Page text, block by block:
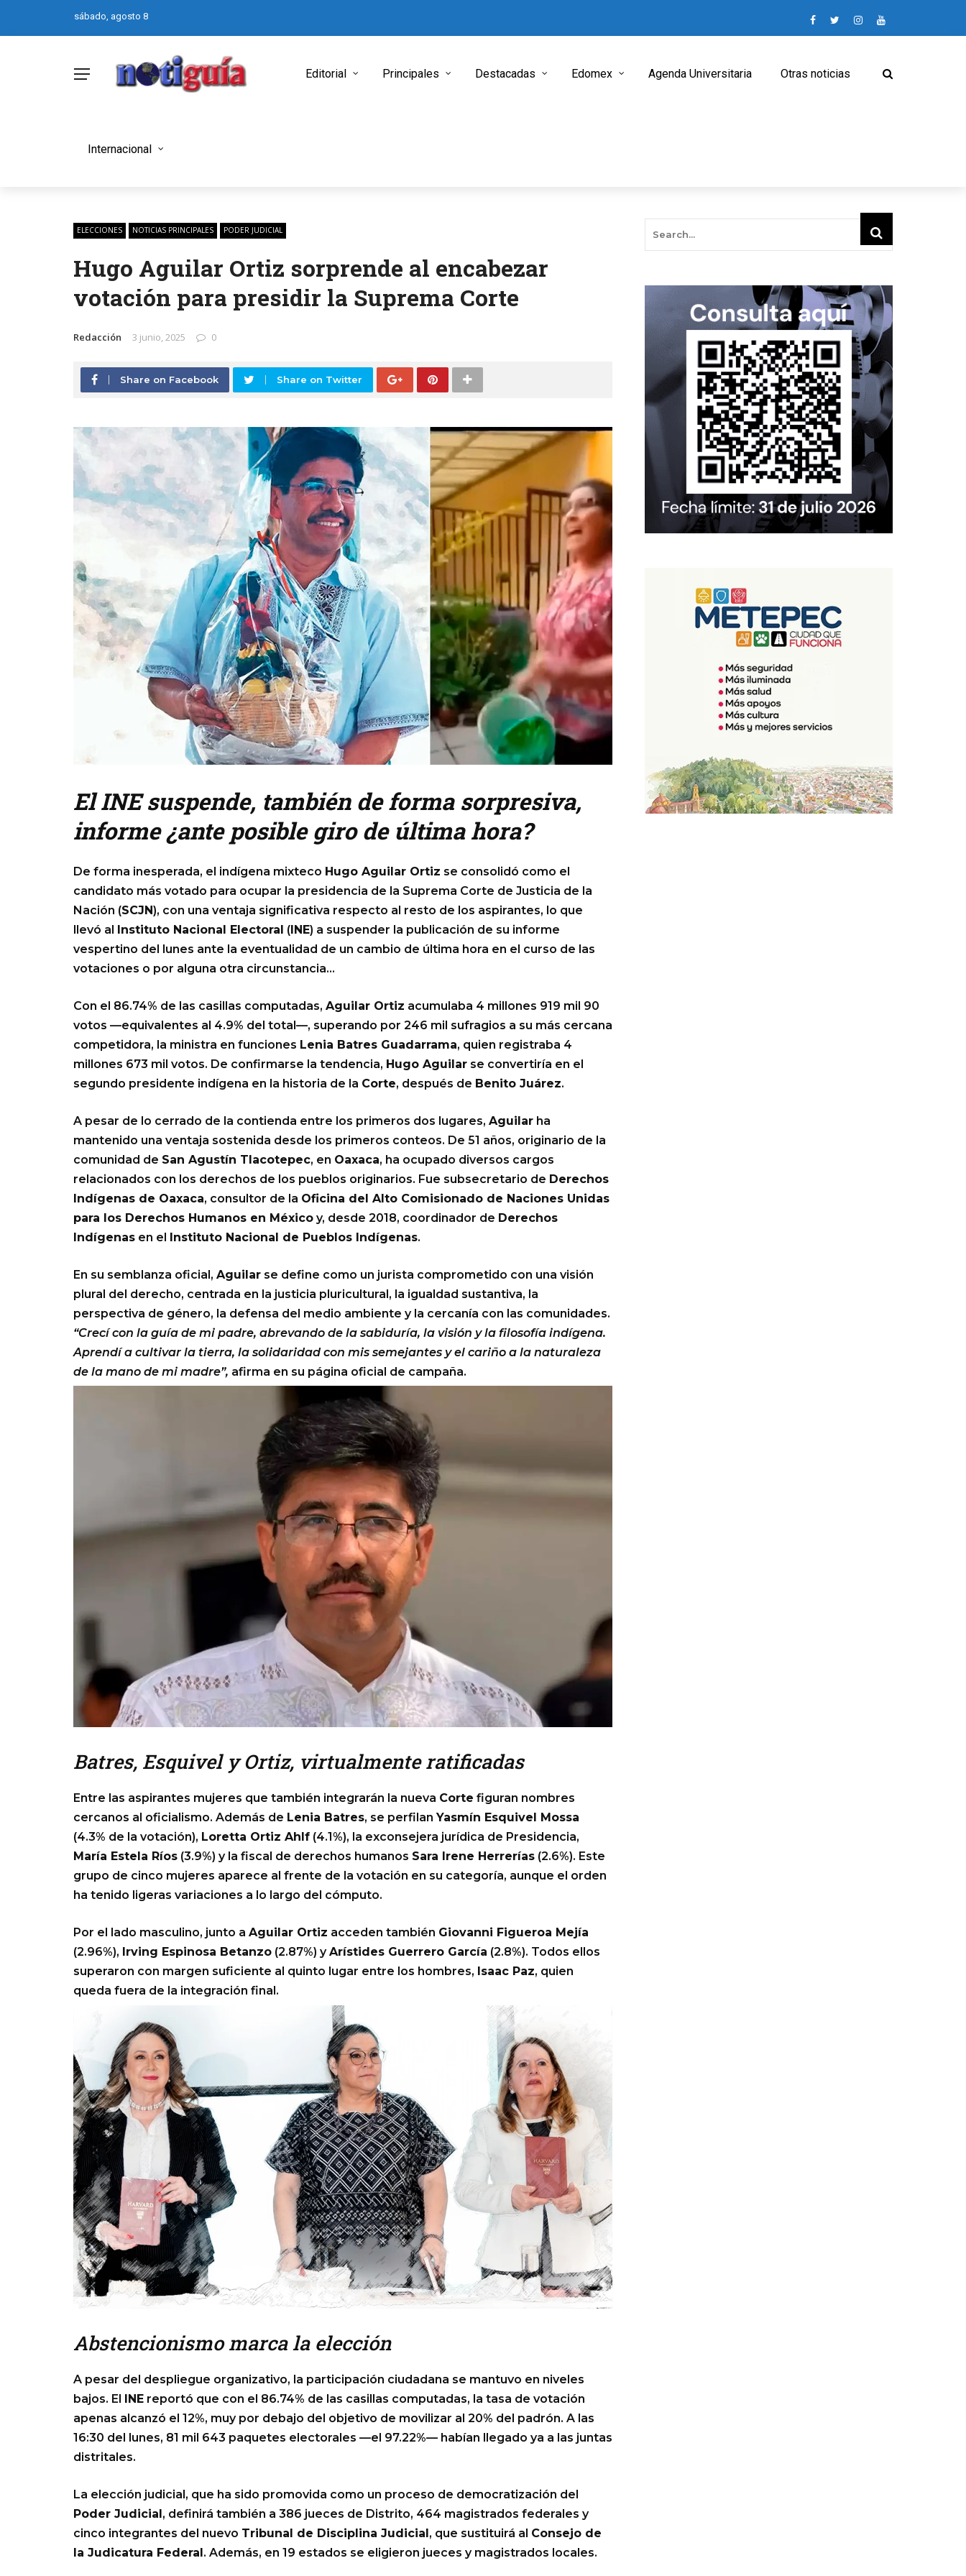
sábado, agosto 8
Editorial Principales Destacadas Edomex Agenda Universitaria Otras noticias
Internacional
ELECCIONES NOTICIAS PRINCIPALES PODER JUDICIAL
Hugo Aguilar Ortiz sorprende al encabezar
votación para presidir la Suprema Corte
Redacción 3 junio, 2025 0
Share on Facebook Share on Twitter
El INE suspende, también de forma sorpresiva,
informe ¿ante posible giro de última hora?
De forma inesperada, el indígena mixteco Hugo Aguilar Ortiz se consolidó como el
candidato más votado para ocupar la presidencia de la Suprema Corte de Justicia de la
Nación (SCJN), con una ventaja significativa respecto al resto de los aspirantes, lo que
llevó al Instituto Nacional Electoral (INE) a suspender la publicación de su informe
vespertino del lunes ante la eventualidad de un cambio de última hora en el curso de las
votaciones o por alguna otra circunstancia…
Con el 86.74% de las casillas computadas, Aguilar Ortiz acumulaba 4 millones 919 mil 90
votos —equivalentes al 4.9% del total—, superando por 246 mil sufragios a su más cercana
competidora, la ministra en funciones Lenia Batres Guadarrama, quien registraba 4
millones 673 mil votos. De confirmarse la tendencia, Hugo Aguilar se convertiría en el
segundo presidente indígena en la historia de la Corte, después de Benito Juárez.
A pesar de lo cerrado de la contienda entre los primeros dos lugares, Aguilar ha
mantenido una ventaja sostenida desde los primeros conteos. De 51 años, originario de la
comunidad de San Agustín Tlacotepec, en Oaxaca, ha ocupado diversos cargos
relacionados con los derechos de los pueblos originarios. Fue subsecretario de Derechos
Indígenas de Oaxaca, consultor de la Oficina del Alto Comisionado de Naciones Unidas
para los Derechos Humanos en México y, desde 2018, coordinador de Derechos
Indígenas en el Instituto Nacional de Pueblos Indígenas.
En su semblanza oficial, Aguilar se define como un jurista comprometido con una visión
plural del derecho, centrada en la justicia pluricultural, la igualdad sustantiva, la
perspectiva de género, la defensa del medio ambiente y la cercanía con las comunidades.
“Crecí con la guía de mi padre, abrevando de la sabiduría, la visión y la filosofía indígena.
Aprendí a cultivar la tierra, la solidaridad con mis semejantes y el cariño a la naturaleza
de la mano de mi madre”, afirma en su página oficial de campaña.
Batres, Esquivel y Ortiz, virtualmente ratificadas
Entre las aspirantes mujeres que también integrarán la nueva Corte figuran nombres
cercanos al oficialismo. Además de Lenia Batres, se perfilanYasmín Esquivel Mossa
(4.3% de la votación), Loretta Ortiz Ahlf (4.1%), la exconsejera jurídica de Presidencia,
María Estela Ríos (3.9%) y la fiscal de derechos humanos Sara Irene Herrerías (2.6%). Este
grupo de cinco mujeres aparece al frente de la votación en su categoría, aunque el orden
ha tenido ligeras variaciones a lo largo del cómputo.
Por el lado masculino, junto a Aguilar Ortiz acceden también Giovanni Figueroa Mejía
(2.96%), Irving Espinosa Betanzo (2.87%) yArístides Guerrero García (2.8%). Todos ellos
superaron con margen suficiente al quinto lugar entre los hombres, Isaac Paz, quien
queda fuera de la integración final.
Abstencionismo marca la elección
A pesar del despliegue organizativo, la participación ciudadana se mantuvo en niveles
bajos. El INE reportó que con el 86.74% de las casillas computadas, la tasa de votación
apenas alcanzó el 12%, muy por debajo del objetivo de movilizar al 20% del padrón. A las
16:30 del lunes, 81 mil 643 paquetes electorales —el 97.22%— habían llegado ya a las juntas
distritales.
La elección judicial, que ha sido promovida como un proceso de democratización del
Poder Judicial, definirá también a 386 jueces de Distrito, 464 magistrados federales y
cinco integrantes del nuevo Tribunal de Disciplina Judicial, que sustituirá al Consejo de
la Judicatura Federal. Además, en 19 estados se eligieron jueces y magistrados locales.